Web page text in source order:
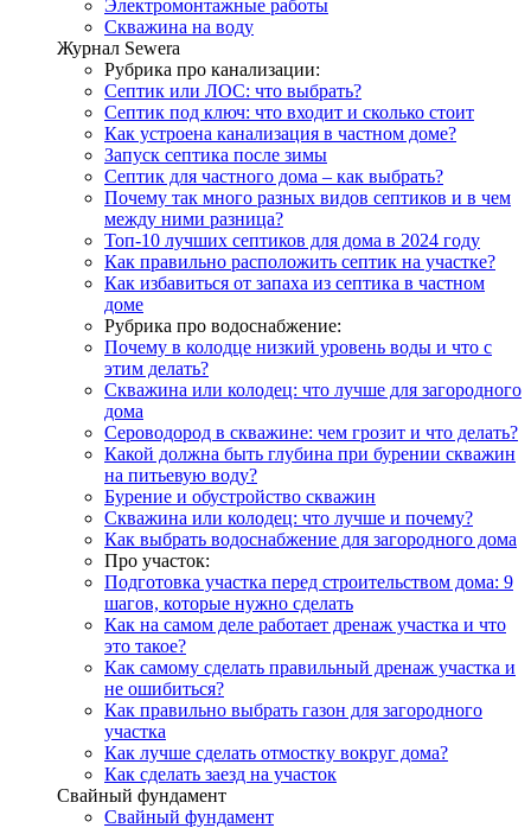
Электромонтажные работы
Скважина на воду
Журнал Sewera
Рубрика про канализации:
Септик или ЛОС: что выбрать?
Септик под ключ: что входит и сколько стоит
Как устроена канализация в частном доме?
Запуск септика после зимы
Септик для частного дома – как выбрать?
Почему так много разных видов септиков и в чем
между ними разница?
Топ-10 лучших септиков для дома в 2024 году
Как правильно расположить септик на участке?
Как избавиться от запаха из септика в частном
доме
Рубрика про водоснабжение:
Почему в колодце низкий уровень воды и что с
этим делать?
Скважина или колодец: что лучше для загородного
дома
Сероводород в скважине: чем грозит и что делать?
Какой должна быть глубина при бурении скважин
на питьевую воду?
Бурение и обустройство скважин
Скважина или колодец: что лучше и почему?
Как выбрать водоснабжение для загородного дома
Про участок:
Подготовка участка перед строительством дома: 9
шагов, которые нужно сделать
Как на самом деле работает дренаж участка и что
это такое?
Как самому сделать правильный дренаж участка и
не ошибиться?
Как правильно выбрать газон для загородного
участка
Как лучше сделать отмостку вокруг дома?
Как сделать заезд на участок
Свайный фундамент
Свайный фундамент